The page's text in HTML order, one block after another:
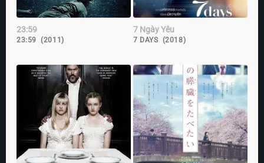
23:59
23:59 (2011)
7 Ngày Yêu
7 DAYS (2018)